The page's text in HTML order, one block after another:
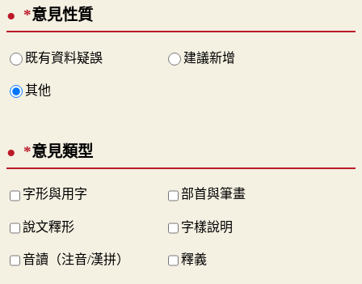
*意見性質
既有資料疑誤 建議新增
其他
*意見類型
字形與用字 部首與筆畫
說文釋形 字樣說明
音讀（注音/漢拼） 釋義